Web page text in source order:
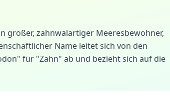
großer, zahnwalartiger Meeresbewohner,
Name leitet sich von den
für "Zahn" ab und bezieht sich auf die